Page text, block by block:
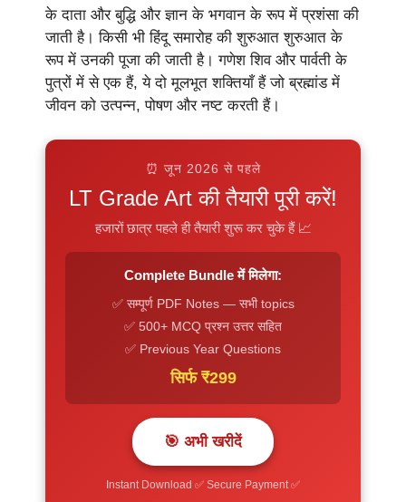
के दाता और बुद्धि और ज्ञान के भगवान के रूप में प्रशंसा की
जाती है। किसी भी हिंदू समारोह की शुरुआत शुरुआत के
रूप में उनकी पूजा की जाती है। गणेश शिव और पार्वती के
पुत्रों में से एक हैं, ये दो मूलभूत शक्तियाँ हैं जो ब्रह्मांड में
जीवन को उत्पन्न, पोषण और नष्ट करती हैं।
⏰ जून 2026 से पहले
LT Grade Art की तैयारी पूरी करें!
हजारों छात्र पहले ही तैयारी शुरू कर चुके हैं 📈
Complete Bundle में मिलेगा:
✅ सम्पूर्ण PDF Notes — सभी topics
✅ 500+ MCQ प्रश्न उत्तर सहित
✅ Previous Year Questions
सिर्फ ₹299
🎯 अभी खरीदें
Instant Download ✅ Secure Payment ✅